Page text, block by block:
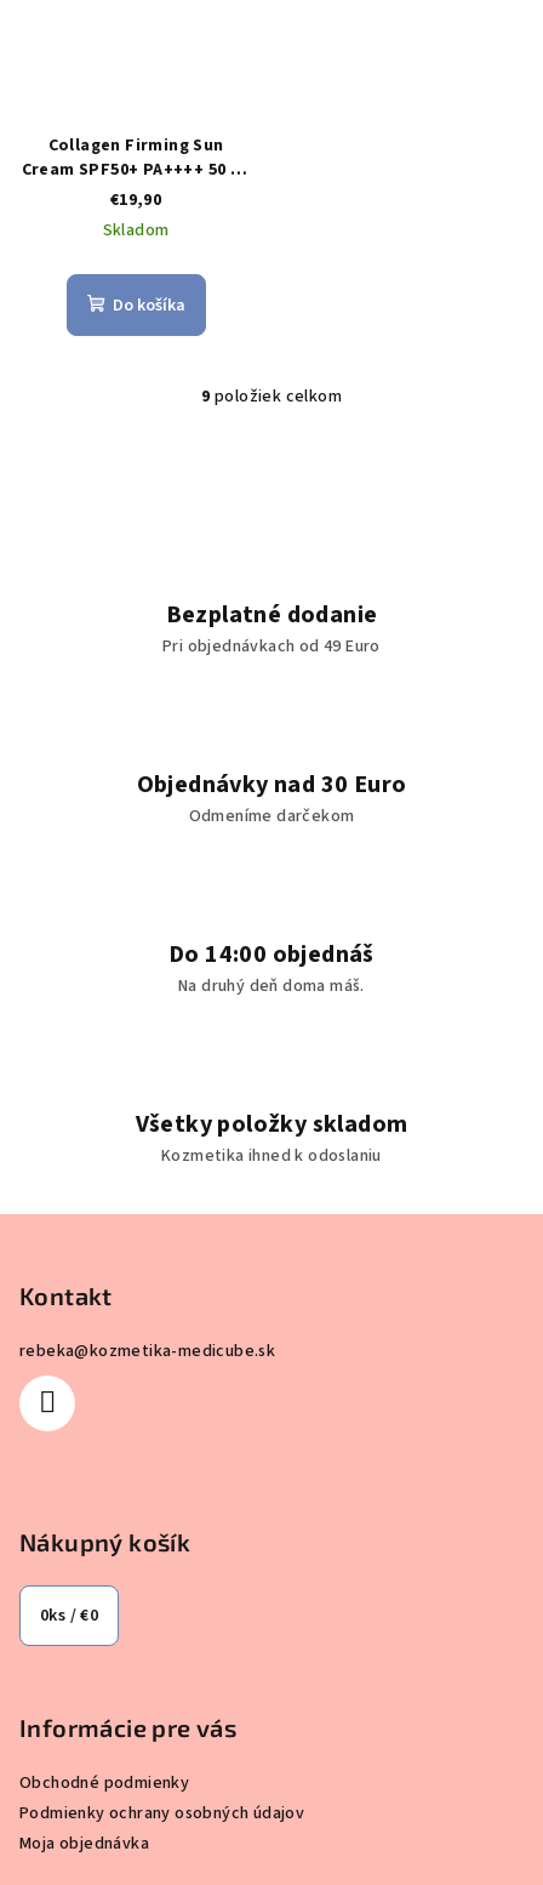
Collagen Firming Sun
Cream SPF50+ PA++++ 50 ml
– spevňujúci opaľovací
krém s kolagénom a
vysokou UV ochranou
€19,90
Skladom
Do košíka
O
i
e
p
v
ý
9 položiek celkom
Bezplatné dodanie
Pri objednávkach od 49 Euro
Objednávky nad 30 Euro
Odmeníme darčekom
Do 14:00 objednáš
Na druhý deň doma máš.
Všetky položky skladom
Kozmetika ihned k odoslaniu
Kontakt
rebeka@kozmetika-medicube.sk
Nákupný košík
0ks /€0
Informácie pre vás
Obchodné podmienky
Podmienky ochrany osobných údajov
Moja objednávka